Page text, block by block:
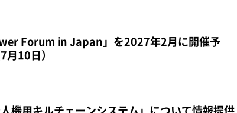
Forum in Japan」を2027年2月に開催予
10日）